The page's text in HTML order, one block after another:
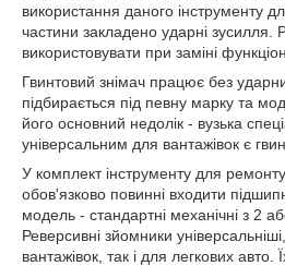
використання даного інструменту
частини закладено ударні зусилля.
використовувати при заміні
Гвинтовий знімач працює без
підбирається під певну марку та
його основний недолік - вузька
універсальним для вантажівок є
У комплект інструменту для
обов'язково повинні входити
модель - стандартні механічні з 2
Реверсивні зйомники
вантажівок, так і для легкових авто.